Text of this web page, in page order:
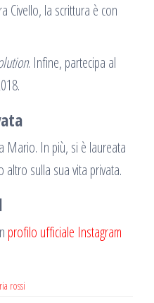
Civello, la scrittura è con
. Infine, partecipa al
Mario. In più, si è laureata
sulla sua vita privata.
profilo ufficiale Instagram
rossi